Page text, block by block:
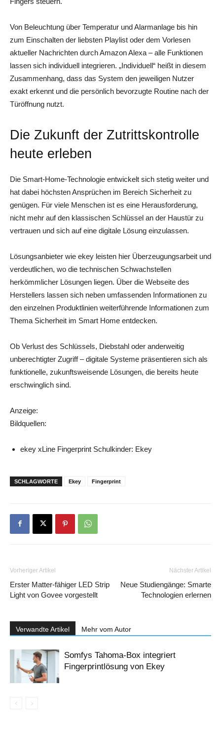
Von Beleuchtung über Temperatur und Alarmanlage bis hin
zum Einschalten der liebsten Playlist oder dem Vorlesen
aktueller Nachrichten durch Amazon Alexa – alle Funktionen
lassen sich individuell integrieren. „Individuell“ heißt in diesem
Zusammenhang, dass das System den jeweiligen Nutzer
exakt erkennt und die persönlich bevorzugte Routine nach der
Türöffnung nutzt.
Die Zukunft der Zutrittskontrolle
heute erleben
Die Smart-Home-Technologie entwickelt sich stetig weiter und
hat dabei höchsten Ansprüchen im Bereich Sicherheit zu
genügen. Für viele Menschen ist es eine Herausforderung,
nicht mehr auf den klassischen Schlüssel an der Haustür zu
vertrauen und sich auf eine digitale Lösung einzulassen.
Lösungsanbieter wie ekey leisten hier Überzeugungsarbeit und
verdeutlichen, wo die technischen Schwachstellen
herkömmlicher Lösungen liegen. Über die Webseite des
Herstellers lassen sich neben umfassenden Informationen zu
den einzelnen Produktlinien weiterführende Informationen zum
Thema Sicherheit im Smart Home entdecken.
Ob Verlust des Schlüssels, Diebstahl oder anderweitig
unberechtigter Zugriff – digitale Systeme präsentieren sich als
funktionelle, zukunftsweisende Lösungen, die bereits heute
erschwinglich sind.
Anzeige:
Bildquellen:
ekey xLine Fingerprint Schulkinder: Ekey
SCHLAGWORTE Ekey Fingerprint
Vorheriger Artikel
Erster Matter-fähiger LED Strip
Light von Govee vorgestellt
Nächster Artikel
Neue Studiengänge: Smarte
Technologien erlernen
Verwandte Artikel Mehr vom Autor
Somfys Tahoma-Box integriert
Fingerprintlösung von Ekey